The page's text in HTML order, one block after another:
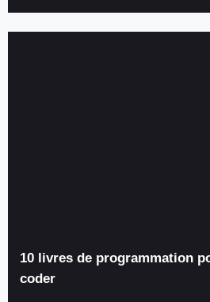
10 livres de programmation
coder